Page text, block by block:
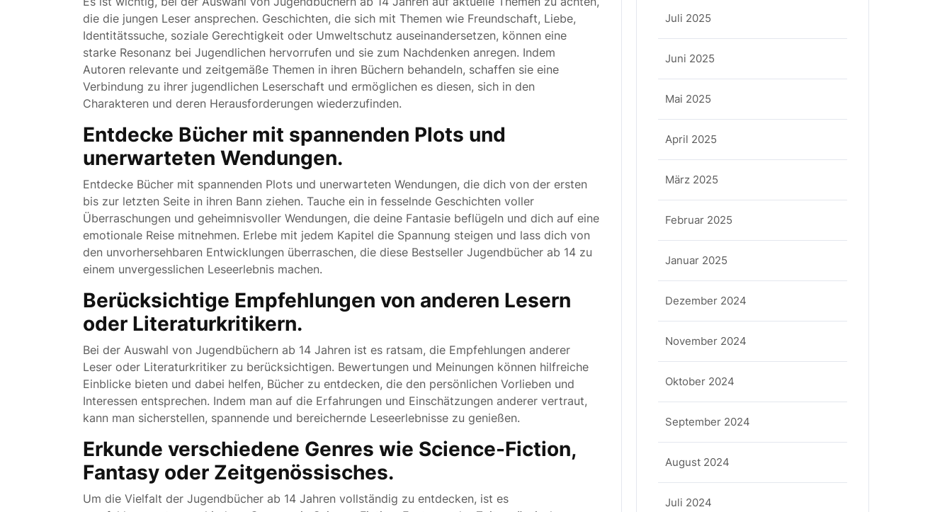
die die jungen Leser ansprechen. Geschichten, die sich mit Themen wie Freundschaft, Liebe,
Identitätssuche, soziale Gerechtigkeit oder Umweltschutz auseinandersetzen, können eine
starke Resonanz bei Jugendlichen hervorrufen und sie zum Nachdenken anregen. Indem
Autoren relevante und zeitgemäße Themen in ihren Büchern behandeln, schaffen sie eine
Verbindung zu ihrer jugendlichen Leserschaft und ermöglichen es diesen, sich in den
Charakteren und deren Herausforderungen wiederzufinden.
Entdecke Bücher mit spannenden Plots und
unerwarteten Wendungen.
Entdecke Bücher mit spannenden Plots und unerwarteten Wendungen, die dich von der ersten
bis zur letzten Seite in ihren Bann ziehen. Tauche ein in fesselnde Geschichten voller
Überraschungen und geheimnisvoller Wendungen, die deine Fantasie beflügeln und dich auf eine
emotionale Reise mitnehmen. Erlebe mit jedem Kapitel die Spannung steigen und lass dich von
den unvorhersehbaren Entwicklungen überraschen, die diese Bestseller Jugendbücher ab 14 zu
einem unvergesslichen Leseerlebnis machen.
Berücksichtige Empfehlungen von anderen Lesern
oder Literaturkritikern.
Bei der Auswahl von Jugendbüchern ab 14 Jahren ist es ratsam, die Empfehlungen anderer
Leser oder Literaturkritiker zu berücksichtigen. Bewertungen und Meinungen können hilfreiche
Einblicke bieten und dabei helfen, Bücher zu entdecken, die den persönlichen Vorlieben und
Interessen entsprechen. Indem man auf die Erfahrungen und Einschätzungen anderer vertraut,
kann man sicherstellen, spannende und bereichernde Leseerlebnisse zu genießen.
Erkunde verschiedene Genres wie Science-Fiction,
Fantasy oder Zeitgenössisches.
Um die Vielfalt der Jugendbücher ab 14 Jahren vollständig zu entdecken, ist es
Juli 2025
Juni 2025
Mai 2025
April 2025
März 2025
Februar 2025
Januar 2025
Dezember 2024
November 2024
Oktober 2024
September 2024
August 2024
Juli 2024